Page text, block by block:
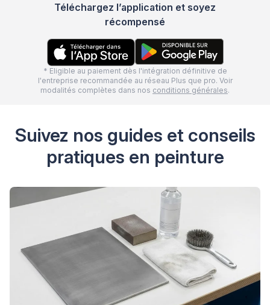
Téléchargez l’application et soyez
récompensé
* Eligible au paiement dès l'intégration définitive de
l'entreprise recommandée au réseau Plus que pro. Voir
modalités complètes dans nos conditions générales.
Suivez nos guides et conseils
pratiques en peinture